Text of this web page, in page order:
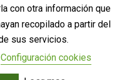
PLUS en Laminoplastia
ependimoma de cono
Sin comentarios
con otra información que
recopilado a partir del
sus servicios.
Configuración cookies